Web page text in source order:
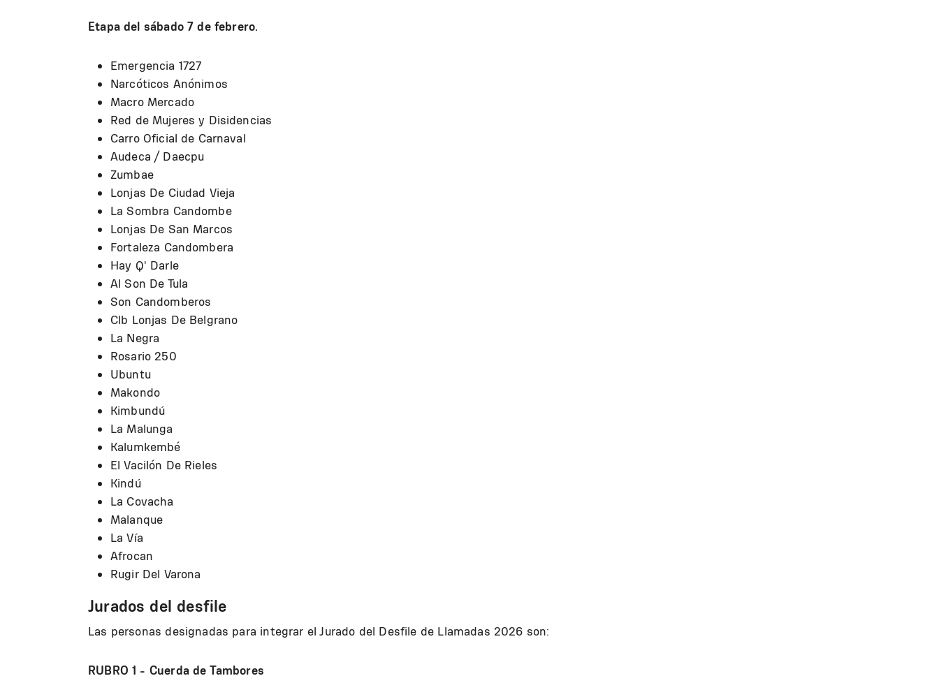
Etapa del sábado 7 de febrero.
Emergencia 1727
Narcóticos Anónimos
Macro Mercado
Red de Mujeres y Disidencias
Carro Oficial de Carnaval
Audeca / Daecpu
Zumbae
Lonjas De Ciudad Vieja
La Sombra Candombe
Lonjas De San Marcos
Fortaleza Candombera
Hay Q' Darle
Al Son De Tula
Son Candomberos
Clb Lonjas De Belgrano
La Negra
Rosario 250
Ubuntu
Makondo
Kimbundú
La Malunga
Kalumkembé
El Vacilón De Rieles
Kindú
La Covacha
Malanque
La Vía
Afrocan
Rugir Del Varona
Jurados del desfile
Las personas designadas para integrar el Jurado del Desfile de Llamadas 2026 son:
RUBRO 1 - Cuerda de Tambores